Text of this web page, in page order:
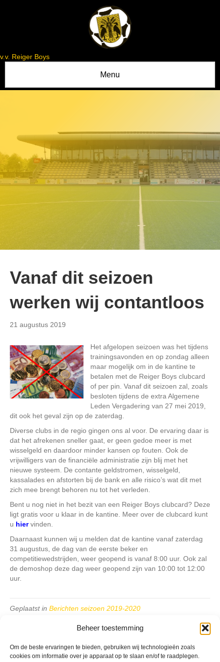
Beheer toestemming
Om de beste ervaringen te bieden, gebruiken wij technologieën zoals
cookies om informatie over je apparaat op te slaan en/of te raadplegen.
v.v. Reiger Boys
Menu
Vanaf dit seizoen
werken wij contantloos
21 augustus 2019
Het afgelopen seizoen was het tijdens
trainingsavonden en op zondag alleen
maar mogelijk om in de kantine te
betalen met de Reiger Boys clubcard
of per pin. Vanaf dit seizoen zal, zoals
besloten tijdens de extra Algemene
Leden Vergadering van 27 mei 2019,
dit ook het geval zijn op de zaterdag.
Diverse clubs in de regio gingen ons al voor. De ervaring daar is
dat het afrekenen sneller gaat, er geen gedoe meer is met
wisselgeld en daardoor minder kansen op fouten. Ook de
vrijwilligers van de financiële administratie zijn blij met het
nieuwe systeem. De contante geldstromen, wisselgeld,
kassalades en afstorten bij de bank en alle risico’s wat dit met
zich mee brengt behoren nu tot het verleden.
Bent u nog niet in het bezit van een Reiger Boys clubcard? Deze
ligt gratis voor u klaar in de kantine. Meer over de clubcard kunt
u hiervinden.
Daarnaast kunnen wij u melden dat de kantine vanaf zaterdag
31 augustus, de dag van de eerste beker en
competitiewedstrijden, weer geopend is vanaf 8:00 uur. Ook zal
de demoshop deze dag weer geopend zijn van 10:00 tot 12:00
uur.
Geplaatst in Berichten seizoen 2019-2020